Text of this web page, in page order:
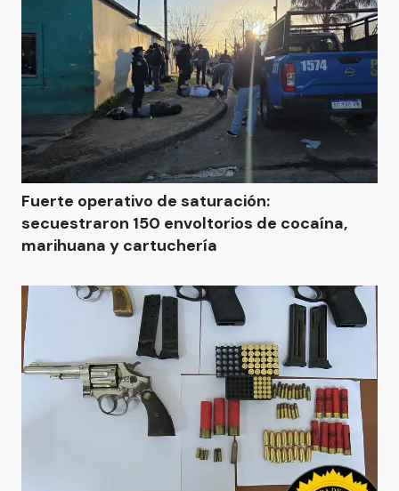
Fuerte operativo de saturación:
secuestraron 150 envoltorios de cocaína,
marihuana y cartuchería